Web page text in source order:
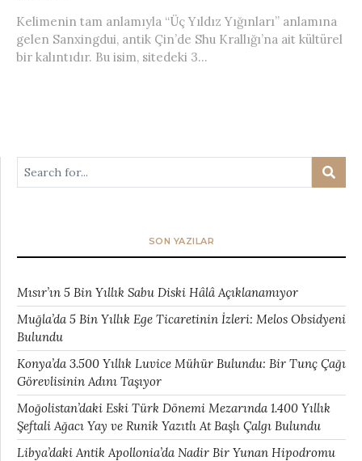
Kelimenin tam anlamıyla “Üç Yıldız Yığınları” anlamına
gelen Sanxingdui, antik Çin’de Shu Krallığı’na ait kültürel
bir kalıntıdır. Bu isim, sitedeki 3...
SON YAZILAR
Mısır’ın 5 Bin Yıllık Sabu Diski Hâlâ Açıklanamıyor
Muğla’da 5 Bin Yıllık Ege Ticaretinin İzleri: Melos Obsidyeni
Bulundu
Konya’da 3.500 Yıllık Luvice Mühür Bulundu: Bir Tunç Çağı
Görevlisinin Adını Taşıyor
Moğolistan’daki Eski Türk Dönemi Mezarında 1.400 Yıllık
Şeftali Ağacı Yay ve Runik Yazıtlı At Başlı Çalgı Bulundu
Libya’daki Antik Apollonia’da Nadir Bir Yunan Hipodromu